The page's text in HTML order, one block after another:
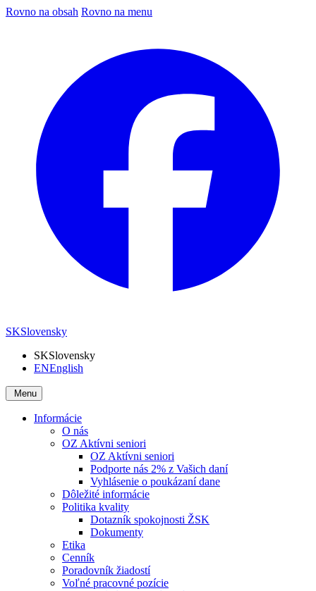
Rovno na obsah Rovno na menu
SKSlovensky
SKSlovensky
ENEnglish
Menu
Informácie
O nás
OZ Aktívni seniori
OZ Aktívni seniori
Podporte nás 2% z Vašich daní
Vyhlásenie o poukázaní dane
Dôležité informácie
Politika kvality
Dotazník spokojnosti ŽSK
Dokumenty
Etika
Cenník
Poradovník žiadostí
Voľné pracovné pozície